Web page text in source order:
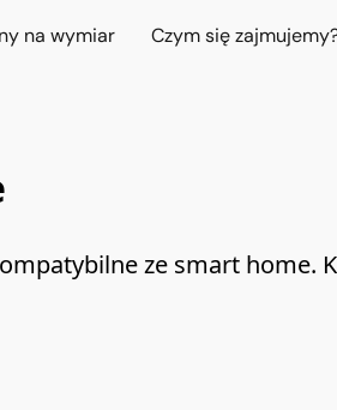
na wymiar Czym się
ze smart home.